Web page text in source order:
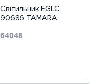
Світильник EGLO
90686 TAMARA
64048